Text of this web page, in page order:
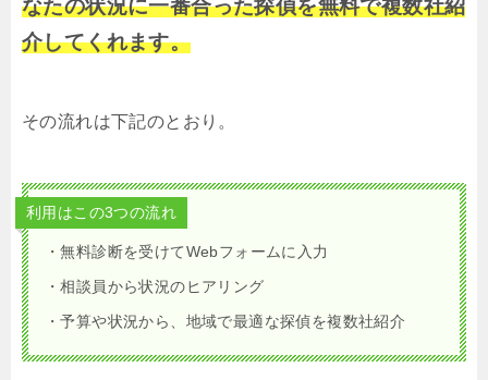
なたの状況に一番合った探偵を無料で複数社紹
介してくれます。
その流れは下記のとおり。
利用はこの3つの流れ
・無料診断を受けてWebフォームに入力
・相談員から状況のヒアリング
・予算や状況から、地域で最適な探偵を複数社紹介